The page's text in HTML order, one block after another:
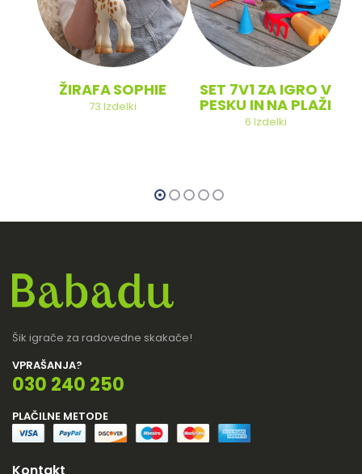
ŽIRAFA SOPHIE
73 Izdelki
SET 7V1 ZA IGRO V
PESKU IN NA PLAŽI
6 Izdelki
Šik igrače za radovedne skakače!
VPRAŠANJA?
030 240 250
PLAČILNE METODE